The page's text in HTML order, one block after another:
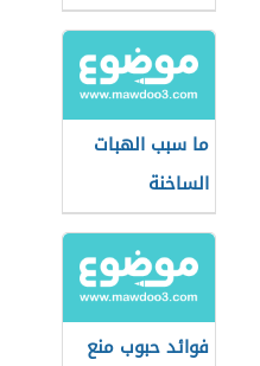
ما سبب الهبات
الساخنة
فوائد حبوب منع